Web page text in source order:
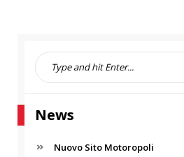
S
e
c
f
News
Nuovo Sito Motoropoli